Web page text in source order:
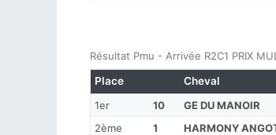
Résultat Pmu - Arrivée R2C1 PRIX
1er 10 GE DU MANOIR
2ème
1 HARMONY
Place Cheval